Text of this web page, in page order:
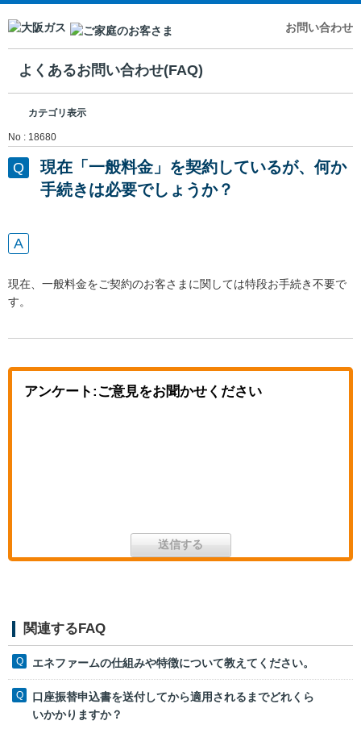
お問い合わせ
よくあるお問い合わせ(FAQ)
カテゴリ表示
No : 18680
現在「一般料金」を契約しているが、何か
手続きは必要でしょうか？
現在、一般料金をご契約のお客さまに関しては特段お手続き不要で
す。
アンケート:ご意見をお聞かせください
関連するFAQ
エネファームの仕組みや特徴について教えてください。
口座振替申込書を送付してから適用されるまでどれくら
いかかりますか？